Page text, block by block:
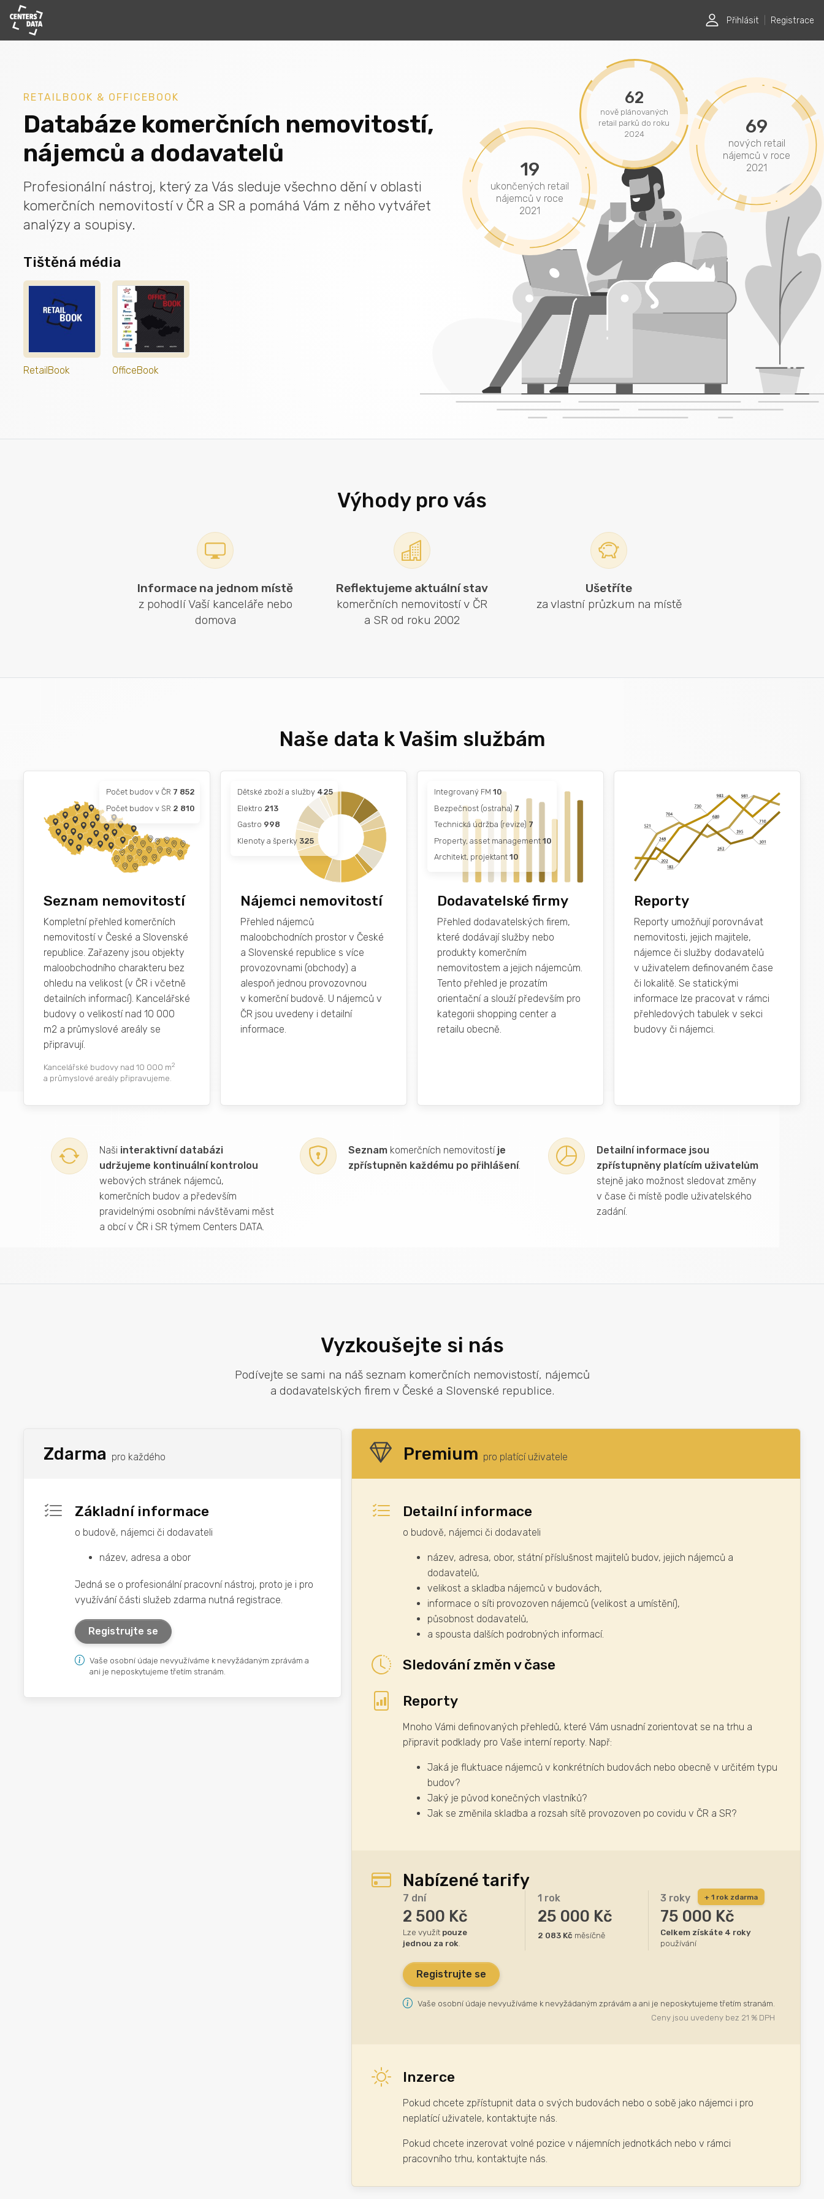
Přihlásit Registrace
RETAILBOOK & OFFICEBOOK
Databáze komerčních nemovitostí,
nájemců a dodavatelů
Profesionální nástroj, který za Vás sleduje všechno dění v oblasti
komerčních nemovitostí v ČR a SR a pomáhá Vám z něho vytvářet
analýzy a soupisy.
Tištěná média
RetailBook OfficeBook
69
nových retail
nájemců v roce
2021
62
nově plánovaných
retail parků do roku
2024
19
ukončených retail
nájemců v roce
2021
Výhody pro vás
Informace na jednom místě
z pohodlí Vaší kanceláře nebo
domova
Reflektujeme aktuální stav
komerčních nemovitostí v ČR
a SR od roku 2002
Ušetříte
za vlastní průzkum na místě
Naše data k Vašim službám
Počet budov v ČR 7 852
Počet budov v SR 2 810
Seznam nemovitostí
Kompletní přehled komerčních
nemovitostí v České a Slovenské
republice. Zařazeny jsou objekty
maloobchodního charakteru bez
ohledu na velikost (v ČR i včetně
detailních informací). Kancelářské
budovy o velikostí nad 10 000
m2 a průmyslové areály se
připravují.
Kancelářské budovy nad 10 000 m2
a průmyslové areály připravujeme.
Dětské zboží a služby 425
Elektro 213
Gastro 998
Klenoty a šperky 325
Nájemci nemovitostí
Přehled nájemců
maloobchodních prostor v České
a Slovenské republice s více
provozovnami (obchody) a
alespoň jednou provozovnou
v komerční budově. U nájemců v
ČR jsou uvedeny i detailní
informace.
Integrovaný FM10
Bezpečnost (ostraha)7
Technická údržba (revize) 7
Property, asset management10
Architekt, projektant10
Dodavatelské firmy
Přehled dodavatelských firem,
které dodávají služby nebo
produkty komerčním
nemovitostem a jejich nájemcům.
Tento přehled je prozatím
orientační a slouží především pro
kategorii shopping center a
retailu obecně.
Reporty
Reporty umožňují porovnávat
nemovitosti, jejich majitele,
nájemce či služby dodavatelů
v uživatelem definovaném čase
či lokalitě. Se statickými
informace lze pracovat v rámci
přehledových tabulek v sekci
budovy či nájemci.
Naši interaktivní databázi
udržujeme kontinuální kontrolou
webových stránek nájemců,
komerčních budov a především
pravidelnými osobními návštěvami měst
a obcí v ČR i SR týmem Centers DATA.
Seznamkomerčních nemovitostí je
zpřístupněn každému po přihlášení.
Detailní informace jsou
zpřístupněny platícím uživatelům
stejně jako možnost sledovat změny
v čase či místě podle uživatelského
zadání.
Vyzkoušejte si nás
Podívejte se sami na náš seznam komerčních nemovistostí, nájemců
a dodavatelských firem v České a Slovenské republice.
Zdarma pro každého
Základní informace
o budově, nájemci či dodavateli
název, adresa a obor
Jedná se o profesionální pracovní nástroj, proto je i pro
využívání části služeb zdarma nutná registrace.
Registrujte se
Vaše osobní údaje nevyužíváme k nevyžádaným zprávám a
ani je neposkytujeme třetím stranám.
Premium pro platící uživatele
Detailní informace
o budově, nájemci či dodavateli
název, adresa, obor, státní příslušnost majitelů budov, jejich nájemců a
dodavatelů,
velikost a skladba nájemců v budovách,
informace o síti provozoven nájemců (velikost a umístění),
působnost dodavatelů,
a spousta dalších podrobných informací.
Sledování změn v čase
Reporty
Mnoho Vámi definovaných přehledů, které Vám usnadní zorientovat se na trhu a
připravit podklady pro Vaše interní reporty. Např:
Jaká je fluktuace nájemců v konkrétních budovách nebo obecně v určitém typu
budov?
Jaký je původ konečných vlastníků?
Jak se změnila skladba a rozsah sítě provozoven po covidu v ČR a SR?
Nabízené tarify
7 dní
2 500 Kč
Lze využít pouze
jednou za rok
1 rok
25 000 Kč
2 083 Kč měsíčně
3 roky + 1 rok zdarma
75 000 Kč
Celkem získáte 4 roky
používání
Registrujte se
Vaše osobní údaje nevyužíváme k nevyžádaným zprávám a ani je neposkytujeme třetím stranám.
Ceny jsou uvedeny bez 21 % DPH
Inzerce
Pokud chcete zpřístupnit data o svých budovách nebo o sobě jako nájemci i pro
neplatící uživatele, kontaktujte nás.
Pokud chcete inzerovat volné pozice v nájemních jednotkách nebo v rámci
pracovního trhu, kontaktujte nás.